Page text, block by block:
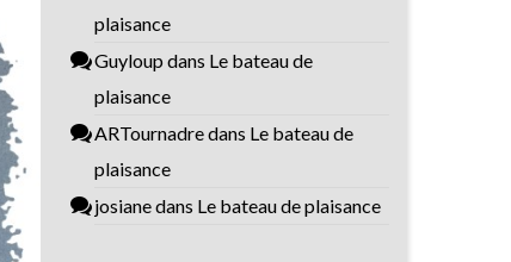
plaisance
Guyloup dans Le bateau de
plaisance
ARTournadredans Le bateau de
plaisance
josianedans Le bateau de plaisance